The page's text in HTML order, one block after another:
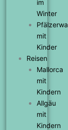
im
Winter
mit
Kinder
Reisen
Mallorca
mit
Kindern
Allgäu
mit
Kindern